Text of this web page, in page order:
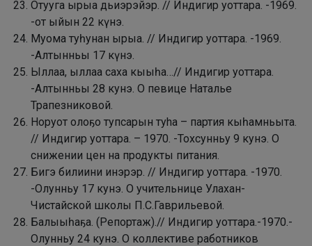
Отууга ырыа дьиэрэйэр. // Индигир уоттара. -1969.
-от ыйын 22 күнэ.
Муома туһунан ырыа. // Индигир уоттара. -1969.
-Алтынньы 17 күнэ.
Ыллаа, ыллаа саха кыыһа…// Индигир уоттара.
-Алтынньы 28 кунэ. О певице Наталье
Трапезниковой.
Норуот олоҕо тупсарын тyha – партия кыһамньыта.
// Индигир уоттара. – 1970. -Тохсунньу 9 кунэ. О
снижении цен на продукты питания.
Бигэ билиини инэрэр. // Индигир уоттара. -1970.
-Олунньу 17 кунэ. О учительнице Улахан-
Чистайской школы П.С.Гаврильевой.
Балыыһаҕа. (Репортаж).// Индигир уоттара.-1970.-
Олунньу 24 кунэ. О коллективе работников